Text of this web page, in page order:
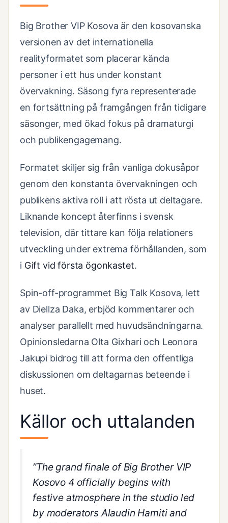
Big Brother VIP Kosova är den kosovanska
versionen av det internationella
realityformatet som placerar kända
personer i ett hus under konstant
övervakning. Säsong fyra representerade
en fortsättning på framgången från tidigare
säsonger, med ökad fokus på dramaturgi
och publikengagemang.
Formatet skiljer sig från vanliga dokusåpor
genom den konstanta övervakningen och
publikens aktiva roll i att rösta ut deltagare.
Liknande koncept återfinns i svensk
television, där tittare kan följa relationers
utveckling under extrema förhållanden, som
i Gift vid första ögonkastet.
Spin-off-programmet Big Talk Kosova, lett
av Diellza Daka, erbjöd kommentarer och
analyser parallellt med huvudsändningarna.
Opinionsledarna Olta Gixhari och Leonora
Jakupi bidrog till att forma den offentliga
diskussionen om deltagarnas beteende i
huset.
Källor och uttalanden
”The grand finale of Big Brother VIP
Kosovo 4 officially begins with
festive atmosphere in the studio led
by moderators Alaudin Hamiti and